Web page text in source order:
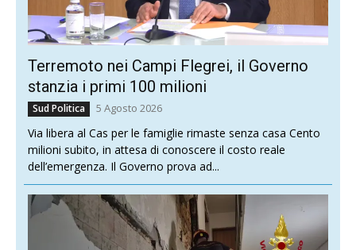
Terremoto nei Campi Flegrei, il Governo
stanzia i primi 100 milioni
Sud Politica 5 Agosto 2026
Via libera al Cas per le famiglie rimaste senza casa Cento
milioni subito, in attesa di conoscere il costo reale
dell’emergenza. Il Governo prova ad...